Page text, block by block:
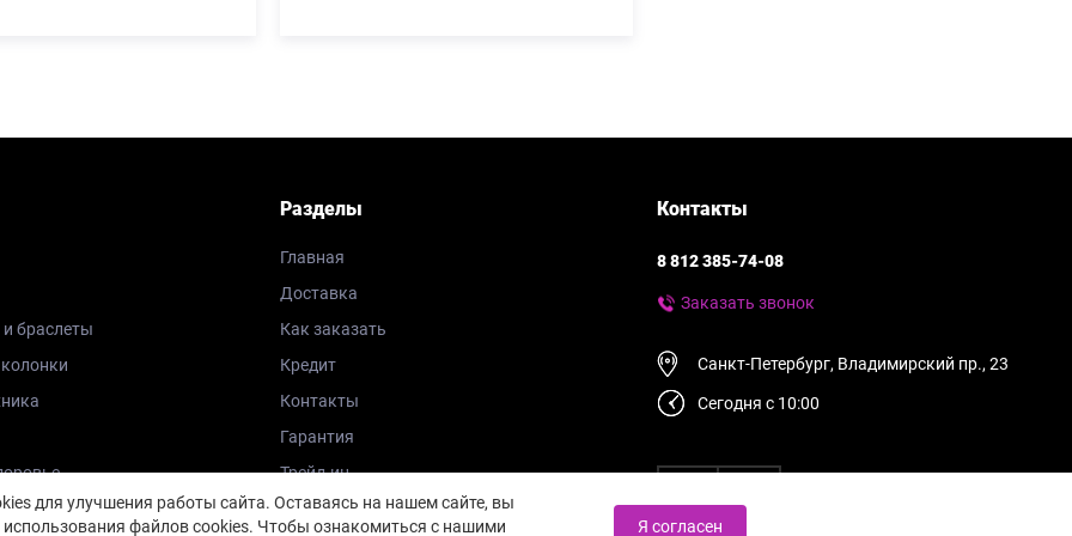
браслеты
Разделы
Главная
Доставка
Как заказать
Кредит
Контакты
Гарантия
Трейд-ин
Блог
Контакты
8 812 385-74-08
Заказать звонок
Санкт-Петербург, Владимирский пр., 23
Сегодня с 10:00
для улучшения работы сайта. Оставаясь на нашем сайте, вы
использования файлов cookies. Чтобы ознакомиться с нашими
Я согласен